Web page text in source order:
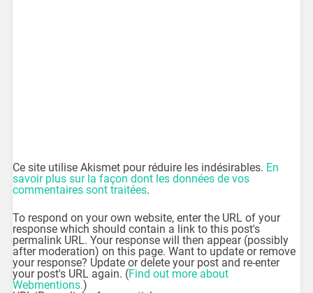
Ce site utilise Akismet pour réduire les indésirables. En
savoir plus sur la façon dont les données de vos
commentaires sont traitées.
To respond on your own website, enter the URL of your
response which should contain a link to this post's
permalink URL. Your response will then appear (possibly
after moderation) on this page. Want to update or remove
your response? Update or delete your post and re-enter
your post's URL again. (Find out more about
Webmentions.)